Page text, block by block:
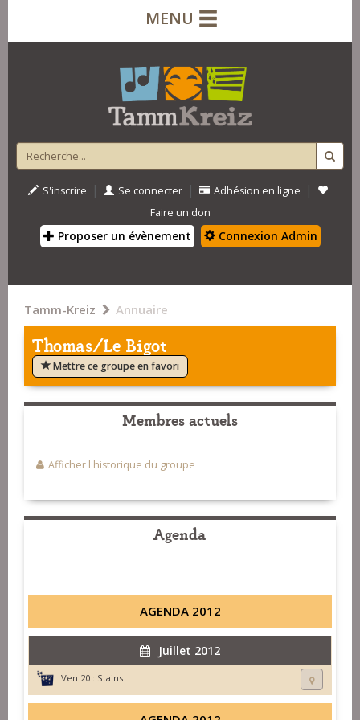
MENU
S'inscrire | Se connecter | Adhésion en ligne |
Faire un don
Proposer un évènement Connexion Admin
Tamm-Kreiz Annuaire
Thomas/Le Bigot
Mettre ce groupe en favori
Membres actuels
Afficher l'historique du groupe
Agenda
AGENDA 2012
Juillet 2012
Ven 20 : Stains